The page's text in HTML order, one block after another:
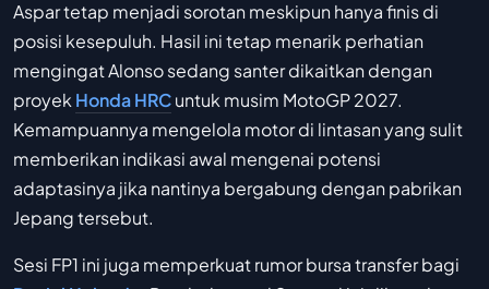
Aspar tetap menjadi sorotan meskipun hanya finis di
posisi kesepuluh. Hasil ini tetap menarik perhatian
mengingat Alonso sedang santer dikaitkan dengan
proyekHonda HRCuntuk musim MotoGP 2027.
Kemampuannya mengelola motor di lintasan yang sulit
memberikan indikasi awal mengenai potensi
adaptasinya jika nantinya bergabung dengan pabrikan
Jepang tersebut.
Sesi FP1 ini juga memperkuat rumor bursa transfer bagi